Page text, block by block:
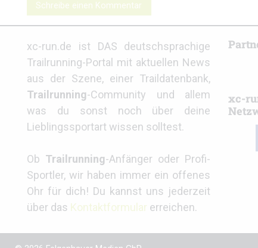
Schreibe einen Kommentar
xc-run.de ist DAS deutschsprachige
Trailrunning-Portal mit aktuellen News
aus der Szene, einer Traildatenbank,
Trailrunning-Community und allem
was du sonst noch über deine
Lieblingssportart wissen solltest.
Ob Trailrunning-Anfänger oder Profi-
Sportler, wir haben immer ein offenes
Ohr für dich! Du kannst uns jederzeit
über das Kontaktformular erreichen.
xc-